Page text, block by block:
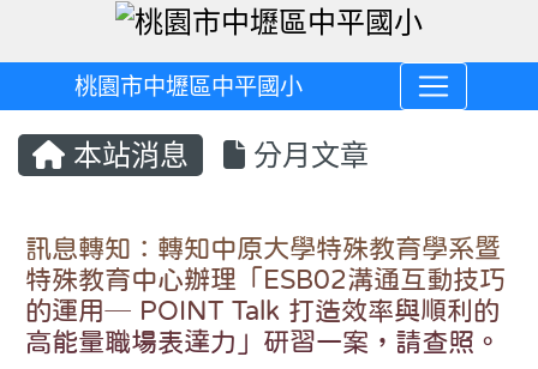
桃園市中壢區中平國小
本站消息 分月文章
訊息轉知：轉知中原大學特殊教育學系暨
特殊教育中心辦理「ESB02溝通互動技巧
的運用─ POINT Talk 打造效率與順利的
高能量職場表達力」研習一案，請查照。